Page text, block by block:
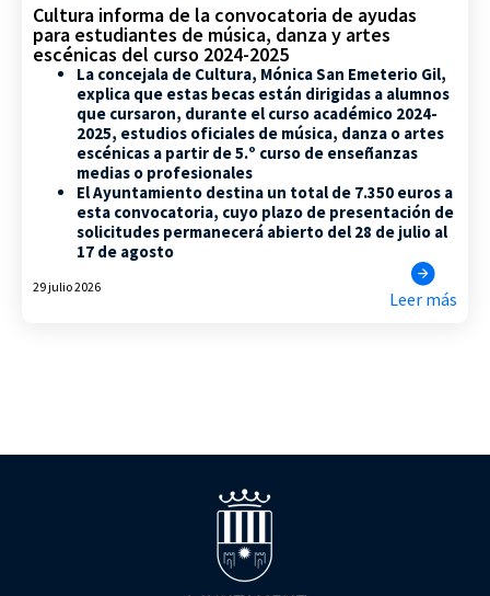
Cultura informa de la convocatoria de ayudas
para estudiantes de música, danza y artes
escénicas del curso 2024-2025
La concejala de Cultura, Mónica San Emeterio Gil,
explica que estas becas están dirigidas a alumnos
que cursaron, durante el curso académico 2024-
2025, estudios oficiales de música, danza o artes
escénicas a partir de 5.º curso de enseñanzas
medias o profesionales
El Ayuntamiento destina un total de 7.350 euros a
esta convocatoria, cuyo plazo de presentación de
solicitudes permanecerá abierto del 28 de julio al
17 de agosto
29 julio 2026
Leer más